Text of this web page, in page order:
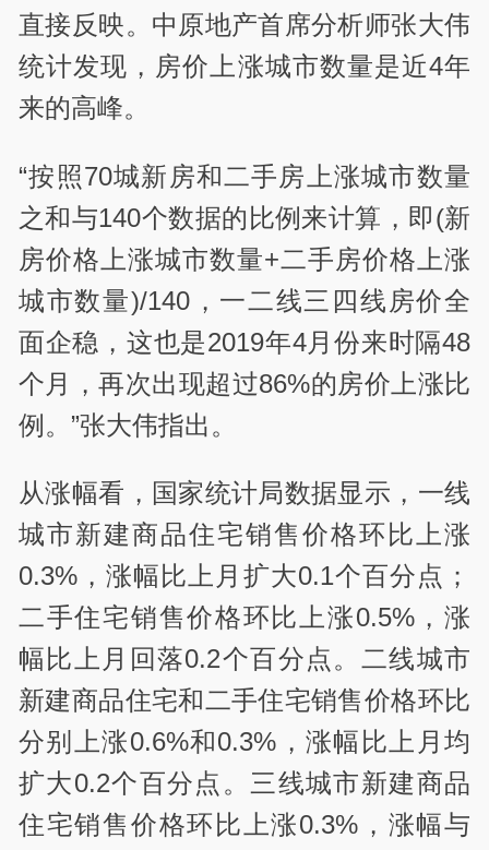
直接反映。中原地产首席分析师张大伟
统计发现，房价上涨城市数量是近4年
来的高峰。
“按照70城新房和二手房上涨城市数量
之和与140个数据的比例来计算，即(新
房价格上涨城市数量+二手房价格上涨
城市数量)/140，一二线三四线房价全
面企稳，这也是2019年4月份来时隔48
个月，再次出现超过86%的房价上涨比
例。”张大伟指出。
从涨幅看，国家统计局数据显示，一线
城市新建商品住宅销售价格环比上涨
0.3%，涨幅比上月扩大0.1个百分点；
二手住宅销售价格环比上涨0.5%，涨
幅比上月回落0.2个百分点。二线城市
新建商品住宅和二手住宅销售价格环比
分别上涨0.6%和0.3%，涨幅比上月均
扩大0.2个百分点。三线城市新建商品
住宅销售价格环比上涨0.3%，涨幅与